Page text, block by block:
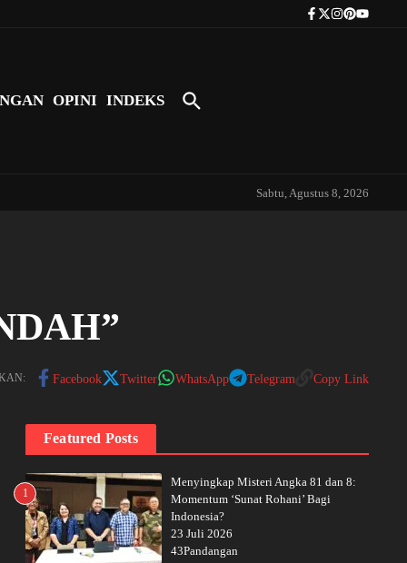
Tokoh Indonesia Pertama yang
OPINI INDEKS
Sabtu, Agustus 8, 2026
Facebook Twitter WhatsApp Telegram Copy Link
Featured Posts
1
Menyingkap Misteri Angka 81 dan 8:
Momentum ‘Sunat Rohani’ Bagi
Indonesia?
23 Juli 2026
43Pandangan